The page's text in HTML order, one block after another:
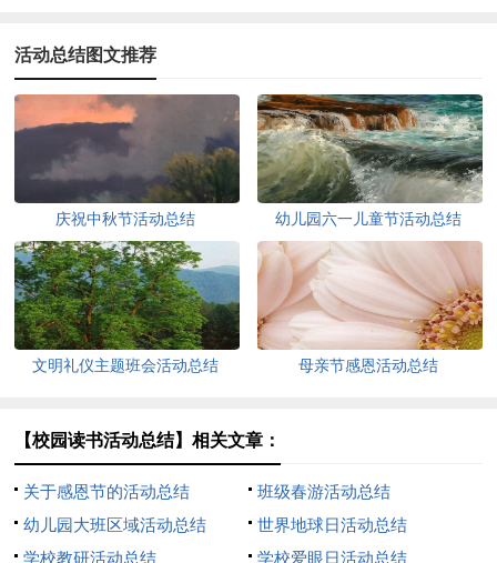
活动总结图文推荐
庆祝中秋节活动总结 幼儿园六一儿童节活动总结
文明礼仪主题班会活动总结 母亲节感恩活动总结
【校园读书活动总结】相关文章：
关于感恩节的活动总结
班级春游活动总结
幼儿园大班区域活动总结
世界地球日活动总结
学校教研活动总结
学校爱眼日活动总结